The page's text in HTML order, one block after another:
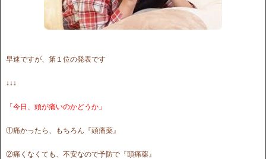
早速ですが、第１位の発表です
↓↓↓
「今日、頭が痛いのかどうか」
①痛かったら、もちろん『頭痛薬』
②痛くなくても、不安なので予防で『頭痛薬』